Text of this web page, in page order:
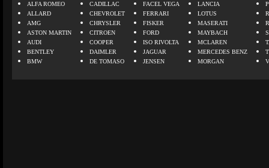
ALFA ROMEO
ALLARD
AMG
ASTON MARTIN
AUDI
BENTLEY
BMW
CADILLAC
CHEVROLET
CHRYSLER
CITROEN
COOPER
DAIMLER
DE TOMASO
FACEL VEGA
FERRARI
FISKER
FORD
ISO RIVOLTA
JAGUAR
JENSEN
LANCIA
LOTUS
MASERATI
MAYBACH
MCLAREN
MERCEDES BENZ
MORGAN